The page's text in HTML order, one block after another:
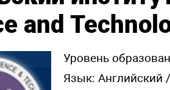
and
Уровень
Язык: Английский